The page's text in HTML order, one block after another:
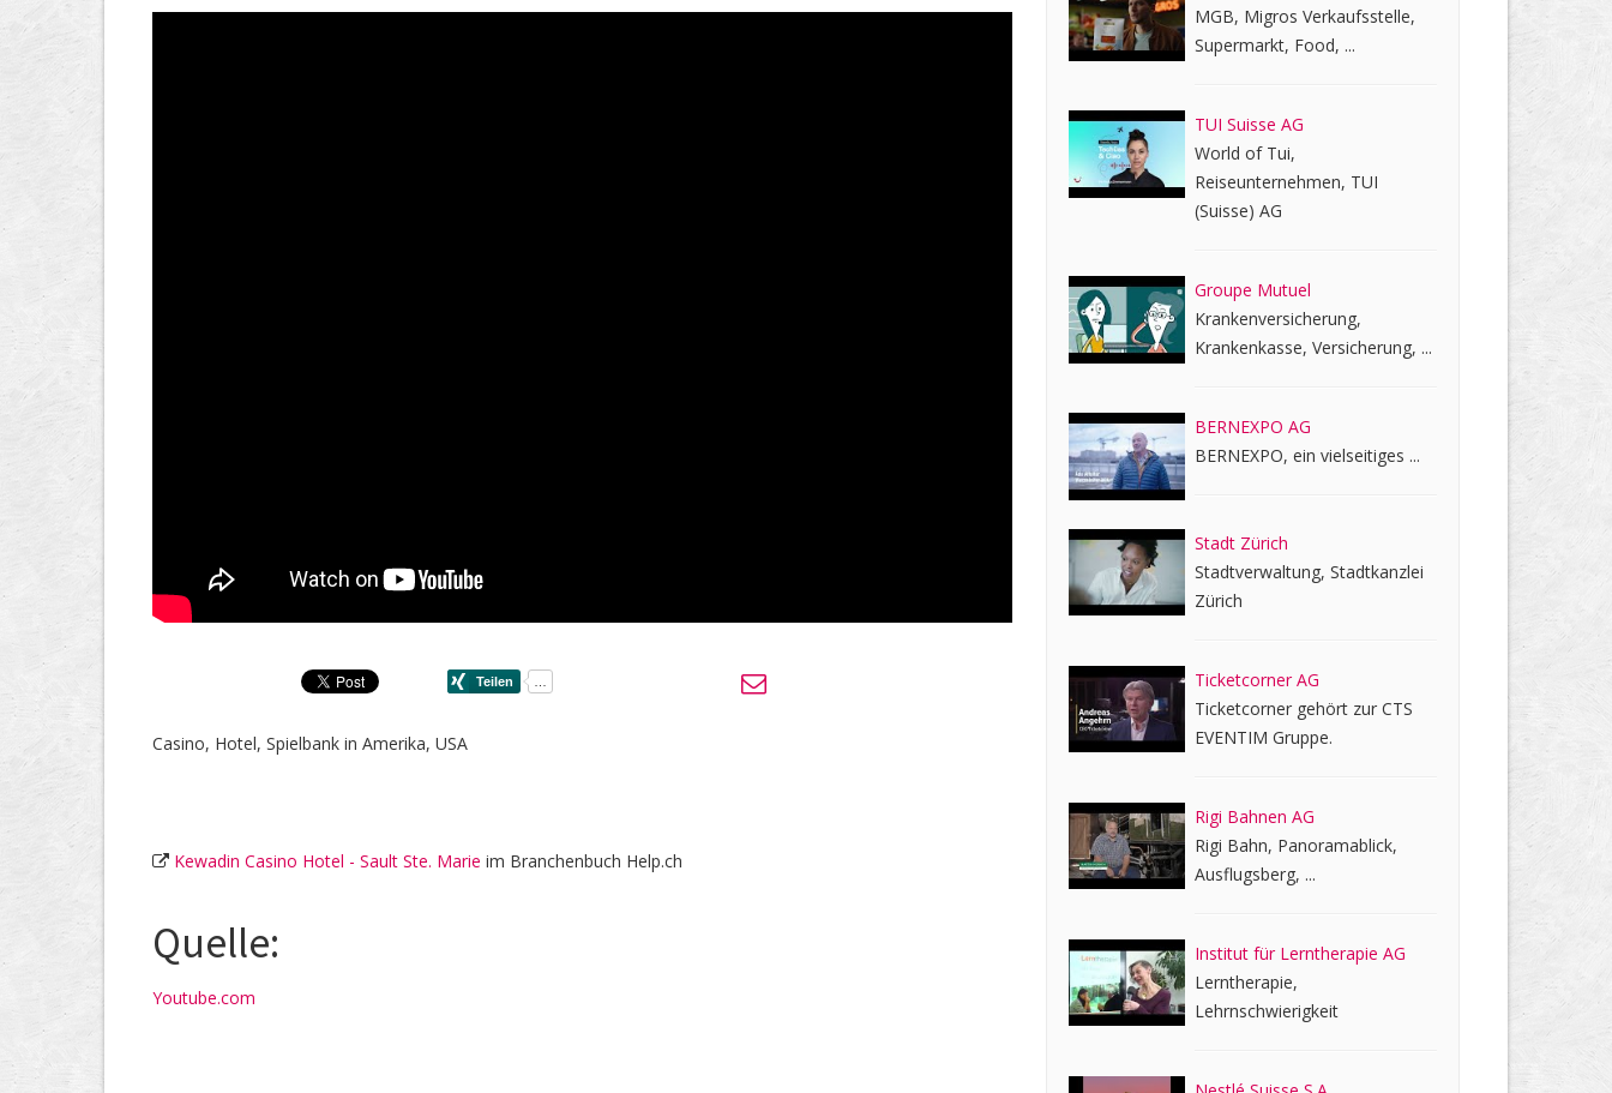
Casino, Hotel, Spielbank in Amerika, USA
Kewadin Casino Hotel - Sault Ste. Marie im Branchenbuch Help.ch
Quelle:
Youtube.com
MGB, Migros Verkaufsstelle,
Supermarkt, Food, ...
TUI Suisse AG
World of Tui,
Reiseunternehmen, TUI
(Suisse) AG
Groupe Mutuel
Krankenversicherung,
Krankenkasse, Versicherung, ...
BERNEXPO AG
BERNEXPO, ein vielseitiges ...
Stadt Zürich
Stadtverwaltung, Stadtkanzlei
Zürich
Ticketcorner AG
Ticketcorner gehört zur CTS
EVENTIM Gruppe.
Rigi Bahnen AG
Rigi Bahn, Panoramablick,
Ausflugsberg, ...
Institut für Lerntherapie AG
Lerntherapie,
Lehrnschwierigkeit